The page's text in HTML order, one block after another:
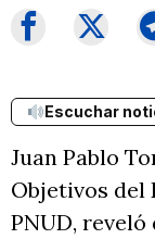
Escuchar
Juan Pablo
Objetivos del
PNUD, reveló